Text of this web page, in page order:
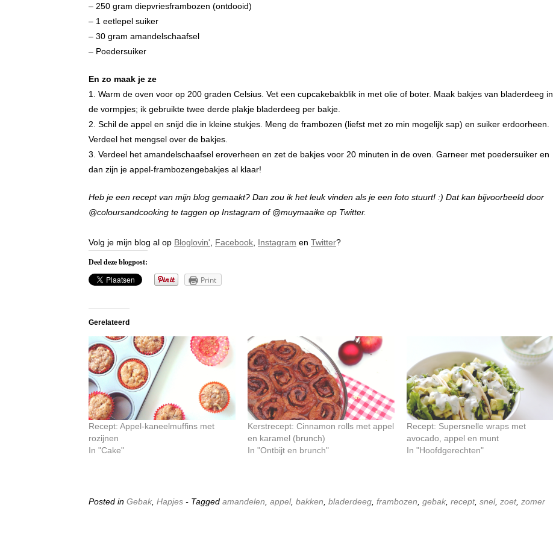
– 250 gram diepvriesframbozen (ontdooid)
– 1 eetlepel suiker
– 30 gram amandelschaafsel
– Poedersuiker
En zo maak je ze
1. Warm de oven voor op 200 graden Celsius. Vet een cupcakebakblik in met olie of boter. Maak bakjes van bladerdeeg in
de vormpjes; ik gebruikte twee derde plakje bladerdeeg per bakje.
2. Schil de appel en snijd die in kleine stukjes. Meng de frambozen (liefst met zo min mogelijk sap) en suiker erdoorheen.
Verdeel het mengsel over de bakjes.
3. Verdeel het amandelschaafsel eroverheen en zet de bakjes voor 20 minuten in de oven. Garneer met poedersuiker en
dan zijn je appel-frambozengebakjes al klaar!
Heb je een recept van mijn blog gemaakt? Dan zou ik het leuk vinden als je een foto stuurt! :) Dat kan bijvoorbeeld door
@coloursandcooking te taggen op Instagram of @muymaaike op Twitter.
Volg je mijn blog al op Bloglovin' Facebook Instagram en Twitter?
Deel deze blogpost:
Print
Gerelateerd
Recept: Appel-kaneelmuffins met
rozijnen
In "Cake"
Kerstrecept: Cinnamon rolls met appel
en karamel (brunch)
In "Ontbijt en brunch"
Recept: Supersnelle wraps met
avocado, appel en munt
In "Hoofdgerechten"
Posted in Gebak Hapjes - Tagged amandelen appel, bakken bladerdeeg frambozen gebak recept, snel, zoet, zomer